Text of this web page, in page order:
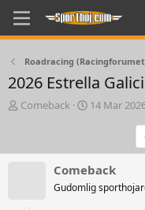
Roadracing
2026 Estrella
T
Comeback
S
d
a
14 Mar
Comeback
Gudomlig